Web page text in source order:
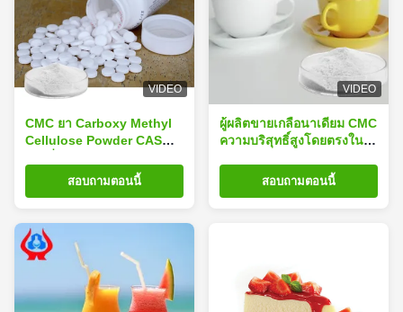
VIDEO
CMC ยา Carboxy Methyl
Cellulose Powder CAS
สอบถามตอนนี้
VIDEO
ผู้ผลิตขายเกลือนาเดียม CMC
ความบริสุทธิ์สูงโดยตรงใน
สอบถามตอนนี้